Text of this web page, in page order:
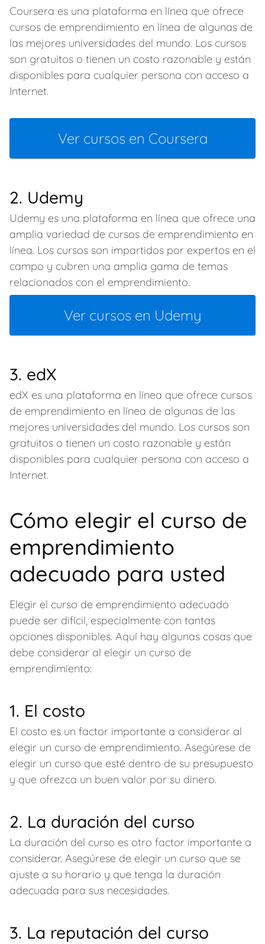
Coursera es una plataforma en línea que ofrece
cursos de emprendimiento en línea de algunas de
las mejores universidades del mundo. Los cursos
son gratuitos o tienen un costo razonable y están
disponibles para cualquier persona con acceso a
Internet.
Ver cursos en Coursera
2. Udemy
Udemy es una plataforma en línea que ofrece una
amplia variedad de cursos de emprendimiento en
línea. Los cursos son impartidos por expertos en el
campo y cubren una amplia gama de temas
relacionados con el emprendimiento.
Ver cursos en Udemy
3. edX
edX es una plataforma en línea que ofrece cursos
de emprendimiento en línea de algunas de las
mejores universidades del mundo. Los cursos son
gratuitos o tienen un costo razonable y están
disponibles para cualquier persona con acceso a
Internet.
Cómo elegir el curso de
emprendimiento
adecuado para usted
Elegir el curso de emprendimiento adecuado
puede ser difícil, especialmente con tantas
opciones disponibles. Aquí hay algunas cosas que
debe considerar al elegir un curso de
emprendimiento:
1. El costo
El costo es un factor importante a considerar al
elegir un curso de emprendimiento. Asegúrese de
elegir un curso que esté dentro de su presupuesto
y que ofrezca un buen valor por su dinero.
2. La duración del curso
La duración del curso es otro factor importante a
considerar. Asegúrese de elegir un curso que se
ajuste a su horario y que tenga la duración
adecuada para sus necesidades.
3. La reputación del curso